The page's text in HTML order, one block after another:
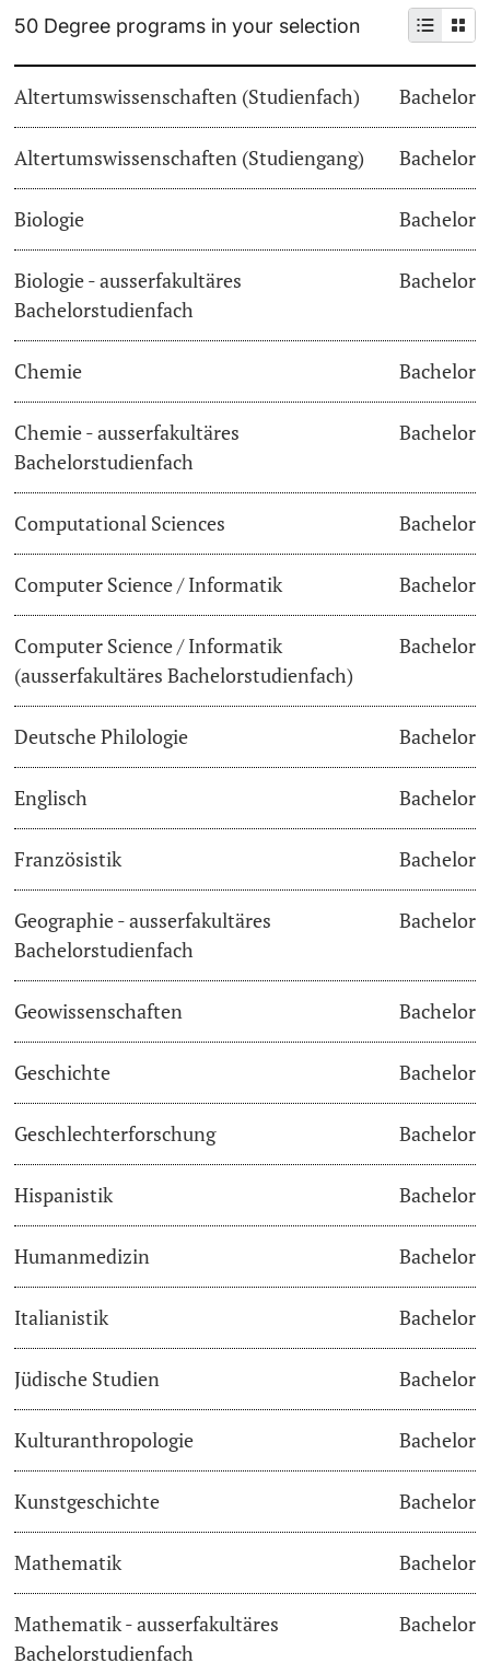
PhD Candidates
Donors & Alumni
Further information
Lecturers
Informations, Events & Get a Taste
Student Advice Center
Academic Advice
In My Studies
Course Directory
Course Registration
Dates
Documents & Verification
Welcome to the University of Basel
Mobility
Course Auditors
Student Life
Campus Stories
Advice & Support
Student Advice Center
Funding
Career Counseling
Social Services & Health Care
Inclusive University
Support Services Guide
Learning & Teaching
AI in learning and teaching
Digital learning
Continuing Education
University
50 Degree programs in your selection
Altertumswissenschaften (Studienfach) Bachelor
Altertumswissenschaften (Studiengang) Bachelor
Biologie Bachelor
Biologie - ausserfakultäres
Bachelorstudienfach
Bachelor
Chemie Bachelor
Chemie - ausserfakultäres
Bachelorstudienfach
Bachelor
Computational Sciences Bachelor
Computer Science / Informatik Bachelor
Computer Science / Informatik
(ausserfakultäres Bachelorstudienfach)
Bachelor
Deutsche Philologie Bachelor
Englisch Bachelor
Französistik Bachelor
Geographie - ausserfakultäres
Bachelorstudienfach
Bachelor
Geowissenschaften Bachelor
Geschichte Bachelor
Geschlechterforschung Bachelor
Hispanistik Bachelor
Humanmedizin Bachelor
Italianistik Bachelor
Jüdische Studien Bachelor
Kulturanthropologie Bachelor
Kunstgeschichte Bachelor
Mathematik Bachelor
Mathematik - ausserfakultäres
Bachelorstudienfach
Bachelor